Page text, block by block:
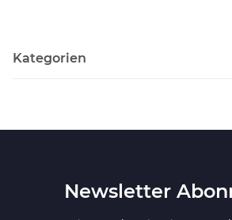
Kategorien
Newsletter